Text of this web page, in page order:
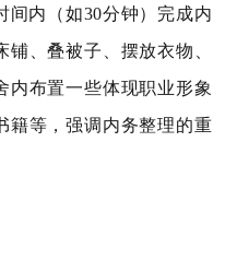
间内（如30分钟）完成内
、叠被子、摆放衣物、
内布置一些体现职业形象
籍等，强调内务整理的重